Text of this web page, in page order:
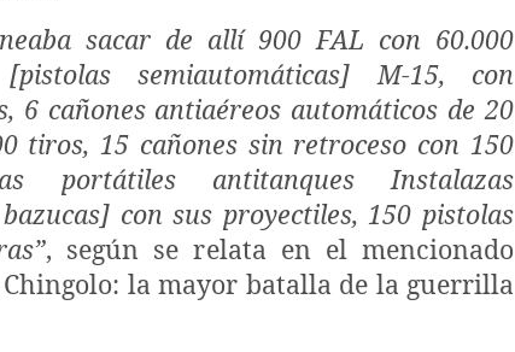
sacar de allí 900 FAL con 60.000
semiautomáticas] M-15, con
6 cañones antiaéreos automáticos de 20
tiros, 15 cañones sin retroceso con 150
portátiles antitanques Instalazas
con sus proyectiles, 150 pistolas
, según se relata en el mencionado
la mayor batalla de la guerrilla